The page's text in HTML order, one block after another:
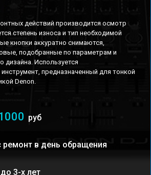
действий производится осмотр
степень износа и тип необходимой
кнопки аккуратно снимаются,
подобранные по параметрам и
дизайна. Используется
предназначенный для тонкой
Denon.
руб
ремонт в день обращения
3-х лет